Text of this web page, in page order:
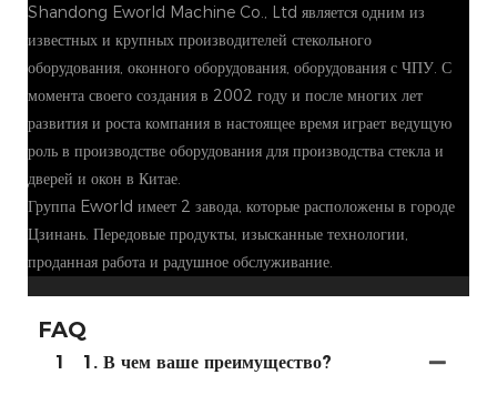
Shandong Eworld Machine Co., Ltd является одним из
известных и крупных производителей стекольного
оборудования, оконного оборудования, оборудования с ЧПУ. С
момента своего создания в 2002 году и после многих лет
развития и роста компания в настоящее время играет ведущую
роль в производстве оборудования для производства стекла и
дверей и окон в Китае.
Группа Eworld имеет 2 завода, которые расположены в городе
Цзинань. Передовые продукты, изысканные технологии,
проданная работа и радушное обслуживание.
FAQ
1 1. В чем ваше преимущество?